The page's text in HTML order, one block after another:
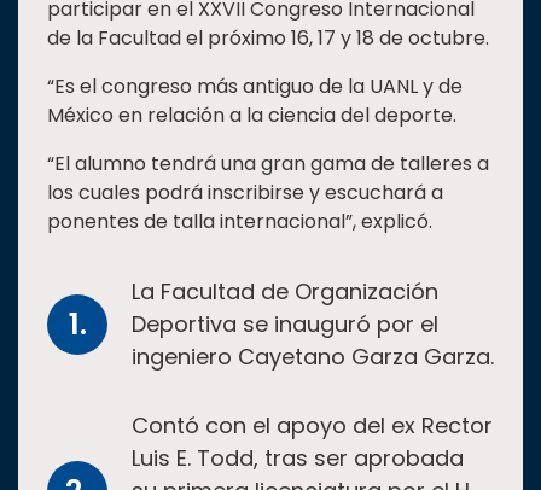
participar en el XXVII Congreso Internacional
de la Facultad el próximo 16, 17 y 18 de octubre.
“Es el congreso más antiguo de la UANL y de
México en relación a la ciencia del deporte.
“El alumno tendrá una gran gama de talleres a
los cuales podrá inscribirse y escuchará a
ponentes de talla internacional”, explicó.
La Facultad de Organización
Deportiva se inauguró por el
ingeniero Cayetano Garza Garza.
Contó con el apoyo del ex Rector
Luis E. Todd, tras ser aprobada